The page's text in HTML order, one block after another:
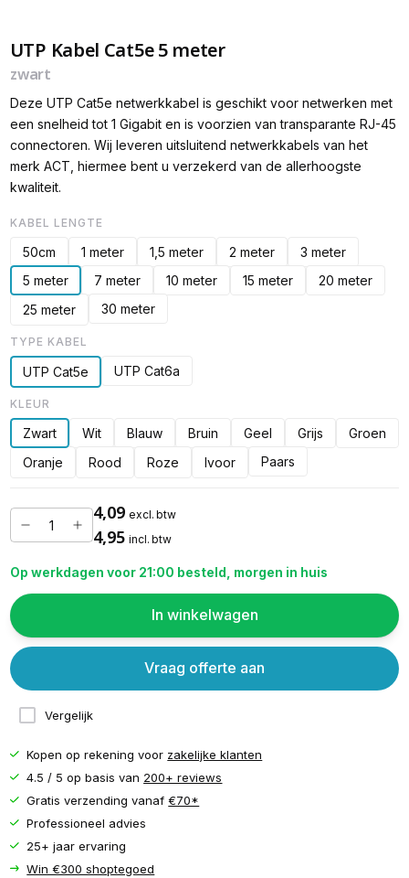
UTP Kabel Cat5e 5 meter
zwart
Deze UTP Cat5e netwerkkabel is geschikt voor netwerken met
een snelheid tot 1 Gigabit en is voorzien van transparante RJ-45
connectoren. Wij leveren uitsluitend netwerkkabels van het
merk ACT, hiermee bent u verzekerd van de allerhoogste
kwaliteit.
KABEL LENGTE
50cm 1 meter 1,5 meter 2 meter
3 meter
5 meter
7 meter 10 meter 15 meter
20 meter
25 meter
30 meter
TYPE KABEL
UTP Cat5e UTP Cat6a
KLEUR
Zwart Wit Blauw Bruin Geel Grijs
Groen
Oranje
Rood Roze Ivoor Paars
4,09 excl. btw
4,95 incl. btw
Op werkdagen voor 21:00 besteld, morgen in huis
In winkelwagen
Vergelijk
Vraag offerte aan
Kopen op rekening voor zakelijke klanten
4.5 / 5 op basis van 200+ reviews
Gratis verzending vanaf€70*
Professioneel advies
25+ jaar ervaring
Win €300 shoptegoed